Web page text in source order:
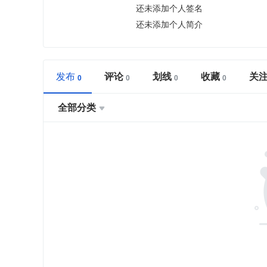
还未添加个人签名
还未添加个人简介
发布 评论 划线 收藏 关
全部分类 